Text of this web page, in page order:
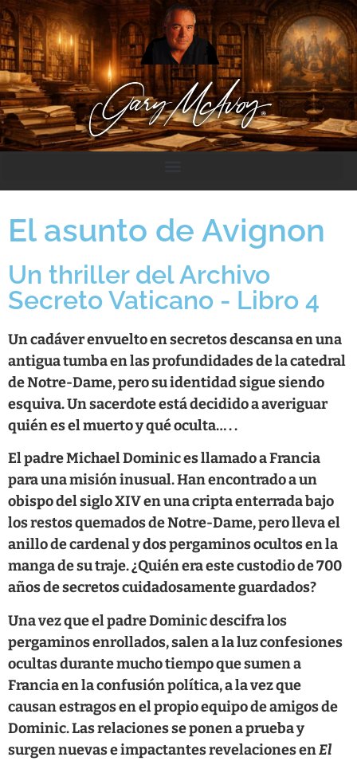
El asunto de Avignon
Un thriller del Archivo
Secreto Vaticano - Libro 4
Un cadáver envuelto en secretos descansa en una
antigua tumba en las profundidades de la catedral
de Notre-Dame, pero su identidad sigue siendo
esquiva. Un sacerdote está decidido a averiguar
quién es el muerto y qué oculta… . .
El padre Michael Dominic es llamado a Francia
para una misión inusual. Han encontrado a un
obispo del siglo XIV en una cripta enterrada bajo
los restos quemados de Notre-Dame, pero lleva el
anillo de cardenal y dos pergaminos ocultos en la
manga de su traje. ¿Quién era este custodio de 700
años de secretos cuidadosamente guardados?
Una vez que el padre Dominic descifra los
pergaminos enrollados, salen a la luz confesiones
ocultas durante mucho tiempo que sumen a
Francia en la confusión política, a la vez que
causan estragos en el propio equipo de amigos de
Dominic. Las relaciones se ponen a prueba y
surgen nuevas e impactantes revelaciones enEl